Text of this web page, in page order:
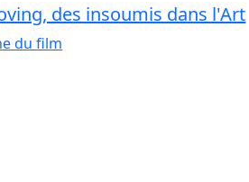
des insoumis dans l'Art
du film